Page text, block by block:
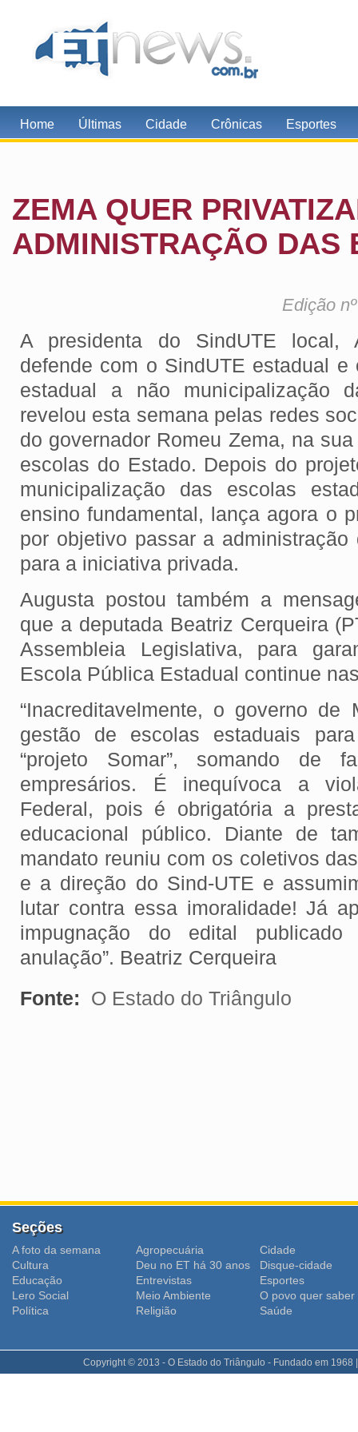
Home Últimas Cidade Crônicas Esportes
ZEMA QUER
ADMINISTRAÇÃO DAS
Edição
A presidenta do SindUTE local,
defende com o SindUTE estadual
estadual a não municipalização
revelou esta semana pelas redes
do governador Romeu Zema, na
escolas do Estado. Depois do
municipalização das escolas
ensino fundamental, lança agora o
por objetivo passar a
para a iniciativa privada.
Augusta postou também a
que a deputada Beatriz Cerqueira
Assembleia Legislativa, para
Escola Pública Estadual continue
“Inacreditavelmente, o governo de
gestão de escolas estaduais
“projeto Somar”, somando
empresários. É inequívoca a
Federal, pois é obrigatória a
educacional público. Diante de
mandato reuniu com os coletivos
e a direção do Sind-UTE e
lutar contra essa imoralidade! Já
impugnação do edital
anulação”. Beatriz Cerqueira
Fonte:
O Estado do Triângulo
Seções
A foto da semana Agropecuária
Cidade
Cultura
Deu no ET há 30 anos
Disque-cidade
Educação
Entrevistas
Esportes
Lero Social
Meio Ambiente
O povo quer saber
Polí­tica
Religião Saúde
Copyright © 2013 - O Estado do Triângulo - Fundado em